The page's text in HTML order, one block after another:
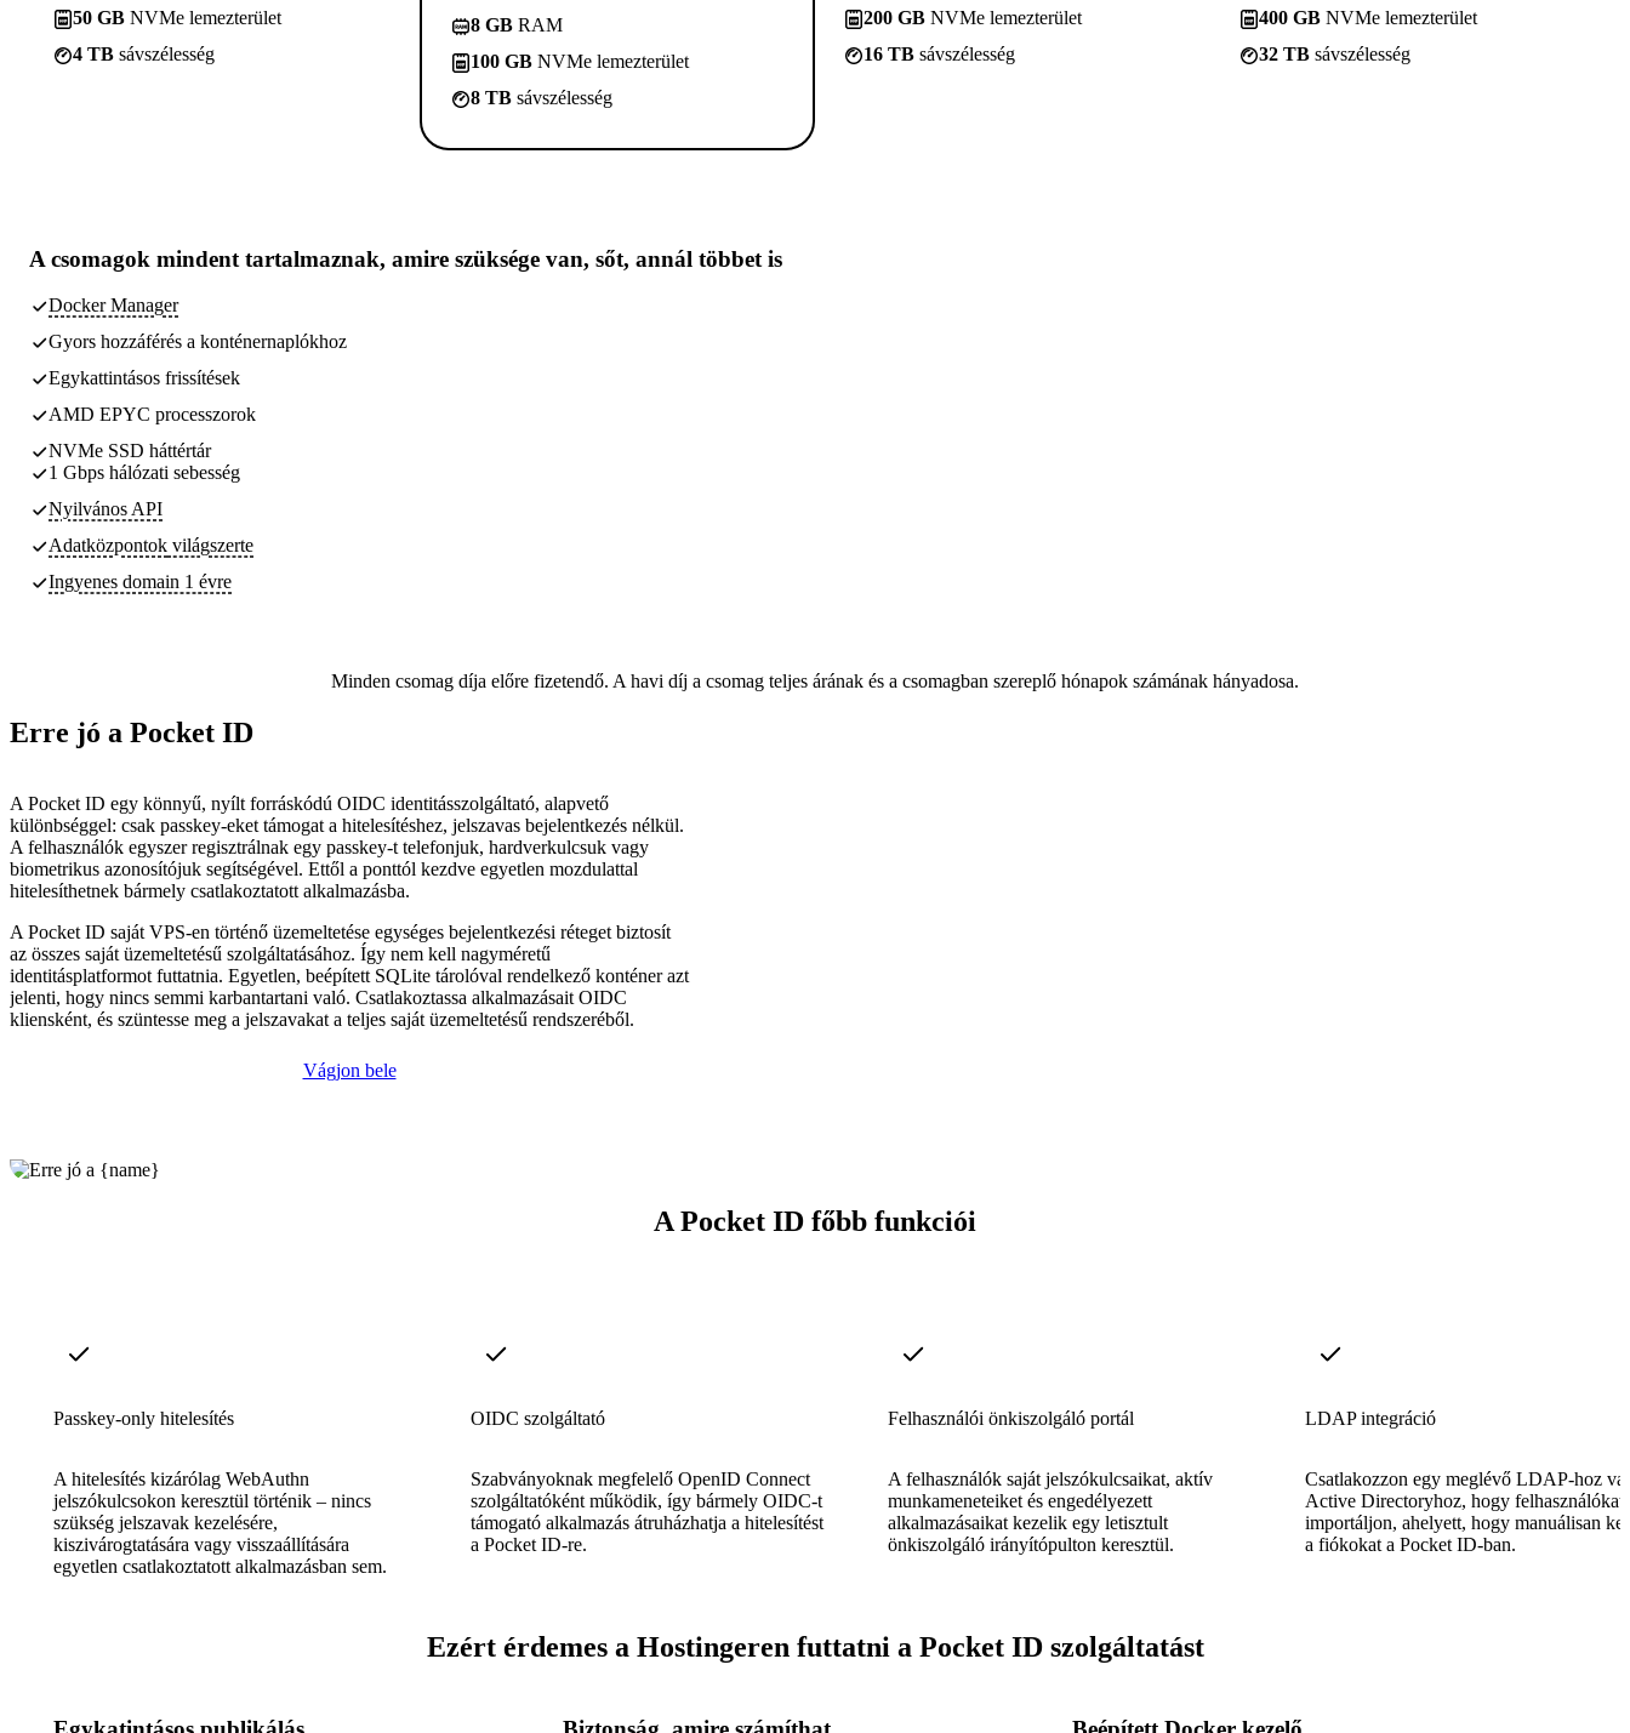
50 GB NVMe lemezterület
4 TB sávszélesség
8 GB RAM
100 GB NVMe lemezterület
8 TB sávszélesség
200 GB NVMe lemezterület
16 TB sávszélesség
400 GB NVMe lemezterület
32 TB sávszélesség
A csomagok mindent tartalmaznak, amire szüksége van, sőt, annál többet is
Docker Manager
Gyors hozzáférés a konténernaplókhoz
Egykattintásos frissítések
AMD EPYC processzorok
NVMe SSD háttértár
1 Gbps hálózati sebesség
Nyilvános API
Adatközpontok világszerte
Ingyenes domain 1 évre
Minden csomag díja előre fizetendő. A havi díj a csomag teljes árának és a csomagban szereplő hónapok számának hányadosa.
Erre jó a Pocket ID
A Pocket ID egy könnyű, nyílt forráskódú OIDC identitásszolgáltató, alapvető
különbséggel: csak passkey-eket támogat a hitelesítéshez, jelszavas bejelentkezés nélkül.
A felhasználók egyszer regisztrálnak egy passkey-t telefonjuk, hardverkulcsuk vagy
biometrikus azonosítójuk segítségével. Ettől a ponttól kezdve egyetlen mozdulattal
hitelesíthetnek bármely csatlakoztatott alkalmazásba.
A Pocket ID saját VPS-en történő üzemeltetése egységes bejelentkezési réteget biztosít
az összes saját üzemeltetésű szolgáltatásához. Így nem kell nagyméretű
identitásplatformot futtatnia. Egyetlen, beépített SQLite tárolóval rendelkező konténer azt
jelenti, hogy nincs semmi karbantartani való. Csatlakoztassa alkalmazásait OIDC
kliensként, és szüntesse meg a jelszavakat a teljes saját üzemeltetésű rendszeréből.
Vágjon bele
A Pocket ID főbb funkciói
Passkey-only hitelesítés
A hitelesítés kizárólag WebAuthn
jelszókulcsokon keresztül történik – nincs
szükség jelszavak kezelésére,
kiszivárogtatására vagy visszaállítására
egyetlen csatlakoztatott alkalmazásban sem.
OIDC szolgáltató
Szabványoknak megfelelő OpenID Connect
szolgáltatóként működik, így bármely OIDC-t
támogató alkalmazás átruházhatja a hitelesítést
a Pocket ID-re.
Felhasználói önkiszolgáló portál
A felhasználók saját jelszókulcsaikat, aktív
munkameneteiket és engedélyezett
alkalmazásaikat kezelik egy letisztult
önkiszolgáló irányítópulton keresztül.
LDAP integráció
Csatlakozzon egy meglévő LDAP-hoz
Active Directoryhoz, hogy felhasználókat
importáljon, ahelyett, hogy manuálisan
a fiókokat a Pocket ID-ban.
Ezért érdemes a Hostingeren futtatni a Pocket ID szolgáltatást